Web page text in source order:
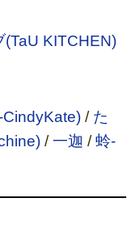
(TaU KITCHEN)
/ た
/一迦 /蛉-